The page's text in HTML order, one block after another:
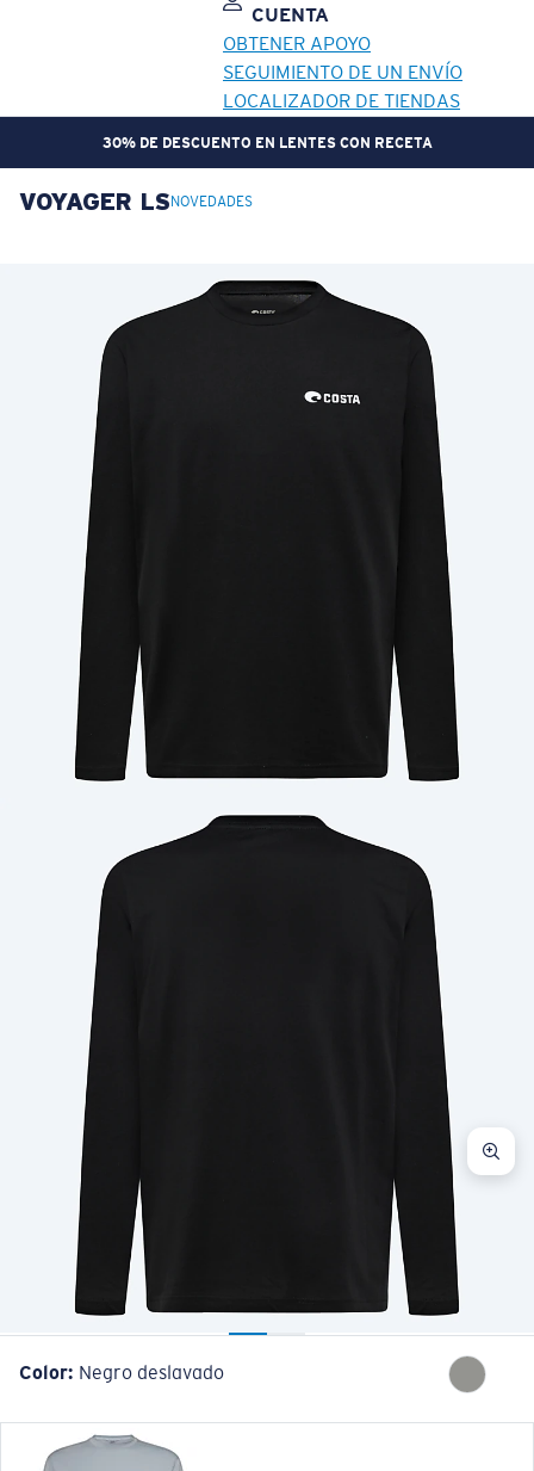
CUENTA
OBTENER APOYO
SEGUIMIENTO DE UN ENVÍO
LOCALIZADOR DE TIENDAS
30% DE DESCUENTO EN LENTES CON RECETA
OBJETIVO ACTUALIZADO
Cantidad:
Sin cargo
VOYAGER LS NOVEDADES
Color: Negro deslavado